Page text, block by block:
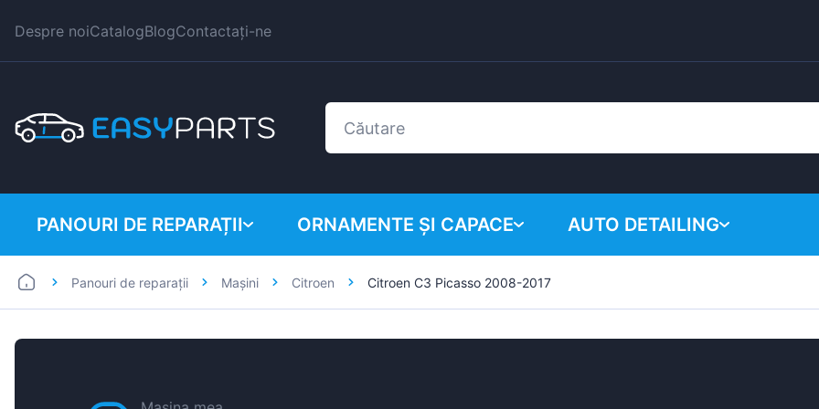
Despre noiCatalogBlogContactați-ne
PANOURI DE REPARAȚII
Autoutilitare
ORNAMENTE ȘI CAPACE
BMW
AUTO DETAILING
Panouri de reparații Mașini Citroen Citroen C3 Picasso 2008-2017